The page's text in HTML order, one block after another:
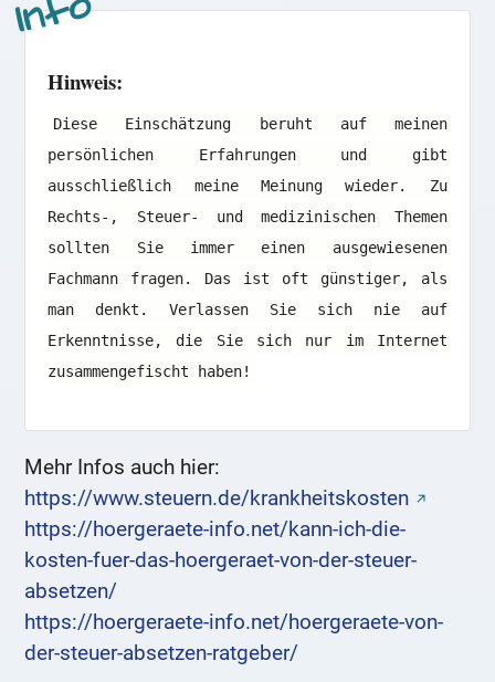
Hinweis:
Diese Einschätzung beruht auf meinen
persönlichen Erfahrungen und gibt
ausschließlich meine Meinung wieder. Zu
Rechts-, Steuer- und medizinischen Themen
sollten Sie immer einen ausgewiesenen
Fachmann fragen. Das ist oft günstiger, als
man denkt. Verlassen Sie sich nie auf
Erkenntnisse, die Sie sich nur im Internet
zusammengefischt haben!
Mehr Infos auch hier:
https://www.steuern.de/krankheitskosten
https://hoergeraete-info.net/kann-ich-die-
kosten-fuer-das-hoergeraet-von-der-steuer-
absetzen/
https://hoergeraete-info.net/hoergeraete-von-
der-steuer-absetzen-ratgeber/